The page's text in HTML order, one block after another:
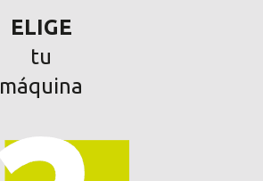
ELIGE
tu
máquina